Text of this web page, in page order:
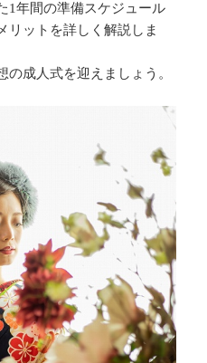
1年間の準備スケジュール
リットを詳しく解説しま
成人式を迎えましょう。